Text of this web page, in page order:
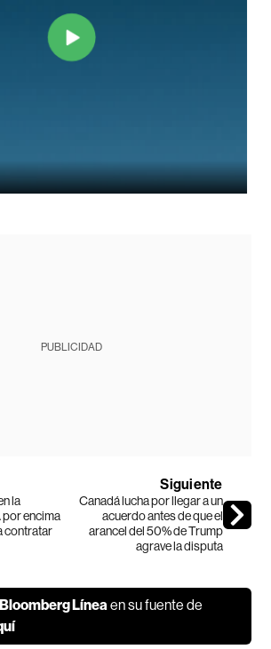
PUBLICIDAD
la
por encima
contratar
Siguiente
Canadá lucha por llegar a un
acuerdo antes de que el
arancel del 50% de Trump
agrave la disputa
Bloomberg Línea en su fuente de